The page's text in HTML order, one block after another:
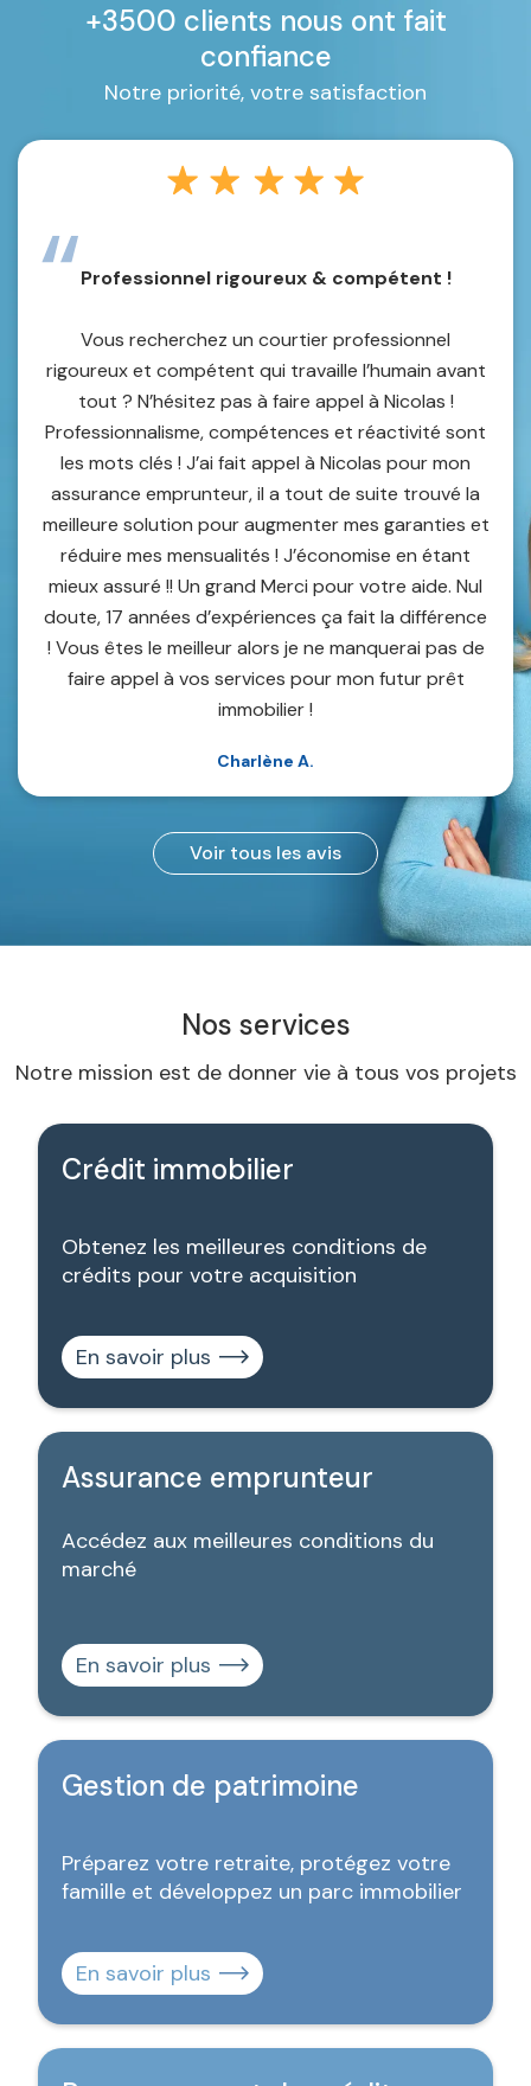
+3500 clients nous ont fait
confiance
Notre priorité, votre satisfaction
Professionnel rigoureux & compétent !
Vous recherchez un courtier professionnel
rigoureux et compétent qui travaille l’humain avant
tout ? N’hésitez pas à faire appel à Nicolas !
Professionnalisme, compétences et réactivité sont
les mots clés ! J’ai fait appel à Nicolas pour mon
assurance emprunteur, il a tout de suite trouvé la
meilleure solution pour augmenter mes garanties et
réduire mes mensualités ! J’économise en étant
mieux assuré !! Un grand Merci pour votre aide. Nul
doute, 17 années d’expériences ça fait la différence
! Vous êtes le meilleur alors je ne manquerai pas de
faire appel à vos services pour mon futur prêt
immobilier !
Charlène A.
Voir tous les avis
Nos services
Notre mission est de donner vie à tous vos projets
Crédit immobilier
Obtenez les meilleures conditions de
crédits pour votre acquisition
En savoir plus
Assurance emprunteur
Accédez aux meilleures conditions du
marché
En savoir plus
Gestion de patrimoine
Préparez votre retraite, protégez votre
famille et développez un parc immobilier
En savoir plus